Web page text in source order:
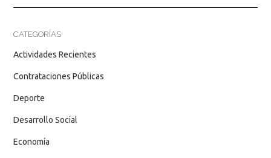
CATEGORÍAS
Actividades Recientes
Contrataciones Públicas
Deporte
Desarrollo Social
Economía